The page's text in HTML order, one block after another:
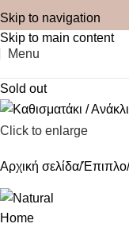
Skip to navigation
Skip to main content
Menu
Sold out
Click to enlarge
Αρχική σελίδα Έπιπλο